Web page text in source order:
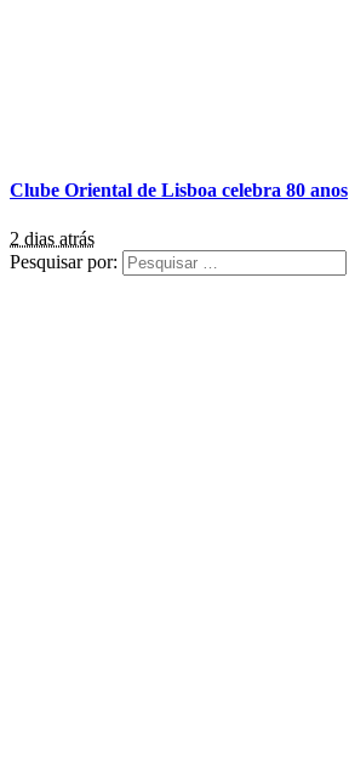
Clube Oriental de Lisboa celebra 80 anos
2 dias atrás
Pesquisar por: